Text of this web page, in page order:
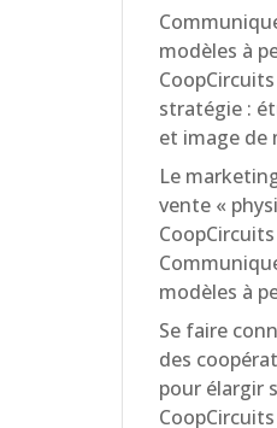
modèles à
CoopCircuits
stratégie :
et image de
Le
vente «
CoopCircuits
modèles à
Se faire
des
pour élargir
CoopCircuits